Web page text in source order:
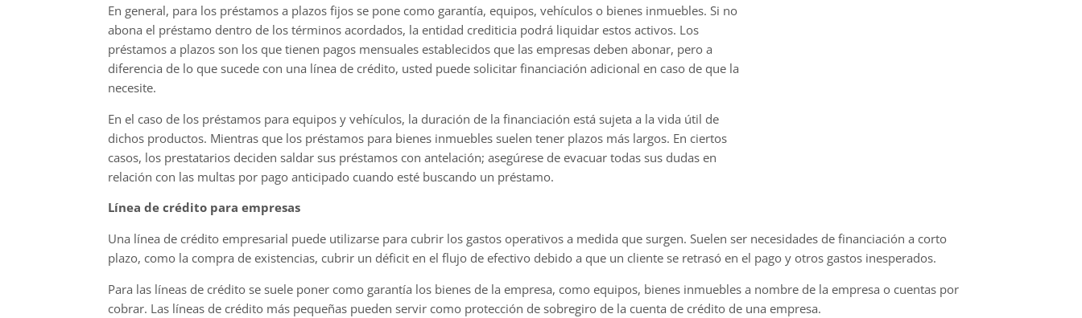
En general, para los préstamos a plazos fijos se pone como garantía, equipos, vehículos o bienes inmuebles. Si no
abona el préstamo dentro de los términos acordados, la entidad crediticia podrá liquidar estos activos. Los
préstamos a plazos son los que tienen pagos mensuales establecidos que las empresas deben abonar, pero a
diferencia de lo que sucede con una línea de crédito, usted puede solicitar financiación adicional en caso de que la
necesite.
En el caso de los préstamos para equipos y vehículos, la duración de la financiación está sujeta a la vida útil de
dichos productos. Mientras que los préstamos para bienes inmuebles suelen tener plazos más largos. En ciertos
casos, los prestatarios deciden saldar sus préstamos con antelación; asegúrese de evacuar todas sus dudas en
relación con las multas por pago anticipado cuando esté buscando un préstamo.
Línea de crédito para empresas
Una línea de crédito empresarial puede utilizarse para cubrir los gastos operativos a medida que surgen. Suelen ser necesidades de financiación a corto
plazo, como la compra de existencias, cubrir un déficit en el flujo de efectivo debido a que un cliente se retrasó en el pago y otros gastos inesperados.
Para las líneas de crédito se suele poner como garantía los bienes de la empresa, como equipos, bienes inmuebles a nombre de la empresa o cuentas por
cobrar. Las líneas de crédito más pequeñas pueden servir como protección de sobregiro de la cuenta de crédito de una empresa.